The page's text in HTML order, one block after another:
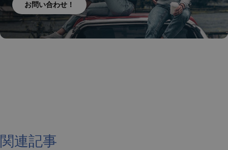
お問い合わせ！
関連記事